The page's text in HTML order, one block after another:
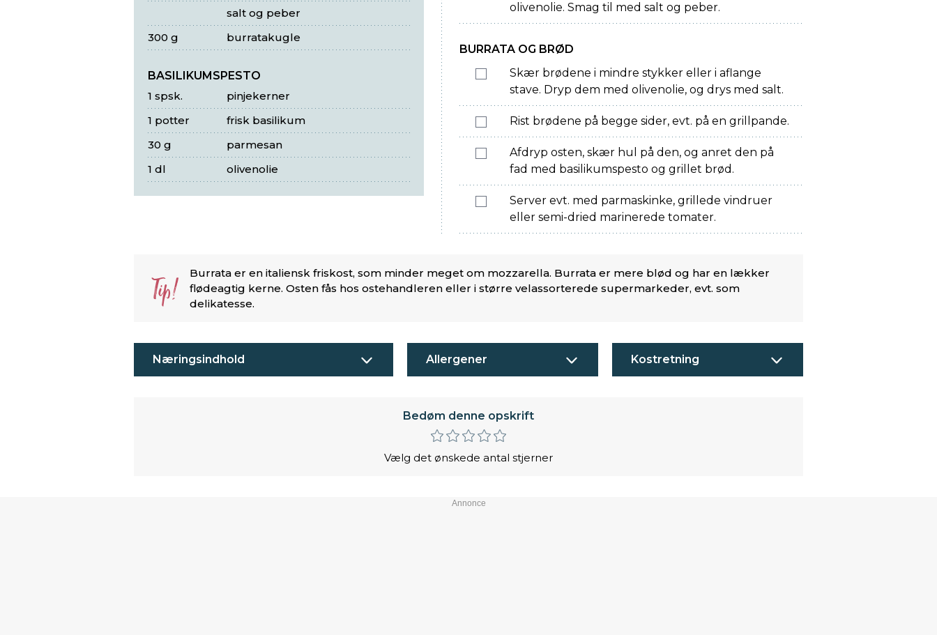
salt og peber
burratakugle
300 g
BASILIKUMSPESTO
pinjekerner
1 spsk.
frisk basilikum
1 potter
parmesan
30 g
olivenolie
1 dl
olivenolie. Smag til med salt og peber.
BURRATA OG BRØD
Skær brødene i mindre stykker eller i aflange
stave. Dryp dem med olivenolie, og drys med salt.
Rist brødene på begge sider, evt. på en grillpande.
Afdryp osten, skær hul på den, og anret den på
fad med basilikumspesto og grillet brød.
Server evt. med parmaskinke, grillede vindruer
eller semi-dried marinerede tomater.
Tip!
Burrata er en italiensk friskost, som minder meget om mozzarella. Burrata er mere blød og har en lækker
flødeagtig kerne. Osten fås hos ostehandleren eller i større velassorterede supermarkeder, evt. som
delikatesse.
Næringsindhold Allergener Kostretning
Bedøm denne opskrift
Vælg det ønskede antal stjerner